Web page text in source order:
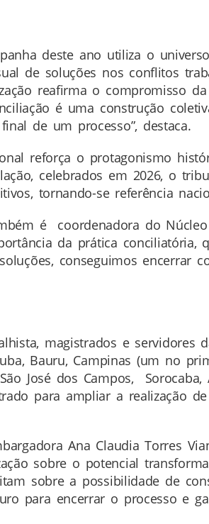
deste ano utiliza o
de soluções nos conflitos
reafirma o compromisso
é uma construção
de um processo”, destaca.
reforça o protagonismo
celebrados em 2026, o
tornando-se referência
é coordenadora do
da prática conciliatória,
conseguimos encerrar
magistrados e servidores
Bauru, Campinas (um no
José dos Campos,
para ampliar a realização
Ana Claudia Torres
sobre o potencial
sobre a possibilidade de
para encerrar o processo e